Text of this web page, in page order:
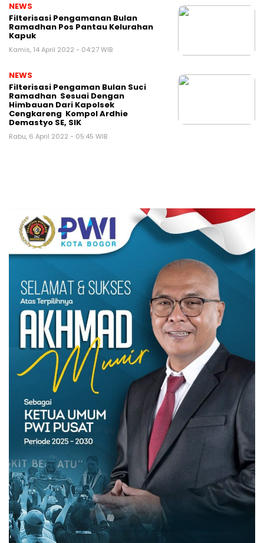
NEWS
Filterisasi Pengamanan Bulan
Ramadhan Pos Pantau Kelurahan
Kapuk
Kamis, 14 April 2022 - 04:27 WIB
NEWS
Filterisasi Pengaman Bulan Suci
Ramadhan Sesuai Dengan
Himbauan Dari Kapolsek
Cengkareng Kompol Ardhie
Demastyo SE, SIK
Rabu, 6 April 2022 - 05:45 WIB